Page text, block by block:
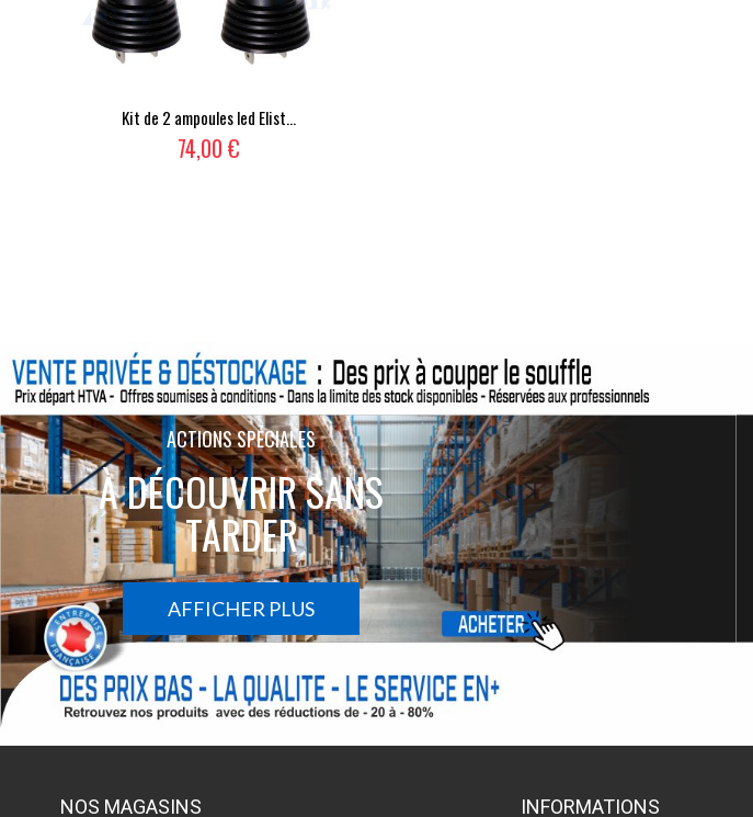
Kit de 2 ampoules led Elist...
74,00 €
ACTIONS SPÉCIALES
À DÉCOUVRIR SANS
TARDER
AFFICHER PLUS
NOS MAGASINS INFORMATIONS